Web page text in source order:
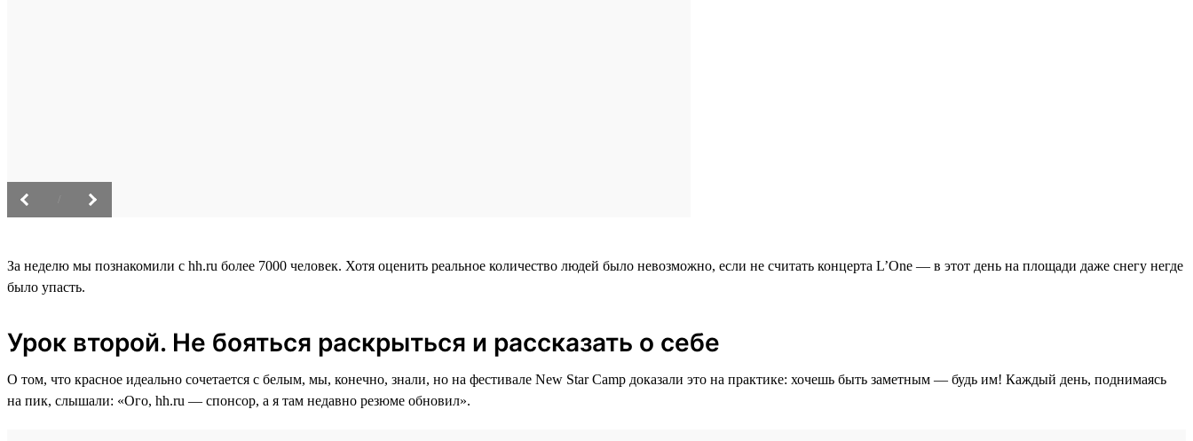
За неделю мы познакомили с hh.ru более 7000 человек. Хотя оценить реальное количество людей было невозможно, если не считать концерта L’One — в этот день на площади даже снегу негде
было упасть.
Урок второй. Не бояться раскрыться и рассказать о себе
О том, что красное идеально сочетается с белым, мы, конечно, знали, но на фестивале New Star Camp доказали это на практике: хочешь быть заметным — будь им! Каждый день, поднимаясь
на пик, слышали: «Ого, hh.ru — спонсор, а я там недавно резюме обновил».